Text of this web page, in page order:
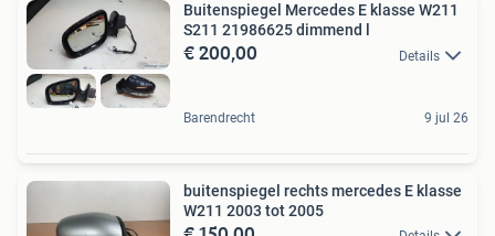
Buitenspiegel Mercedes E klasse W211
S211 21986625 dimmend l
€ 200,00 Details
Barendrecht 9 jul 26
buitenspiegel rechts mercedes E klasse
W211 2003 tot 2005